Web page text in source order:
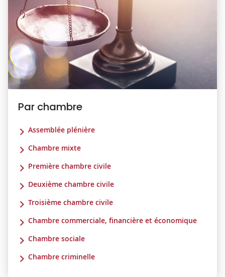
Par chambre
Assemblée plénière
Chambre mixte
Première chambre civile
Deuxième chambre civile
Troisième chambre civile
Chambre commerciale, financière et économique
Chambre sociale
Chambre criminelle